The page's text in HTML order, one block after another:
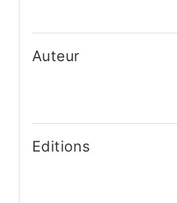
Auteur
Editions